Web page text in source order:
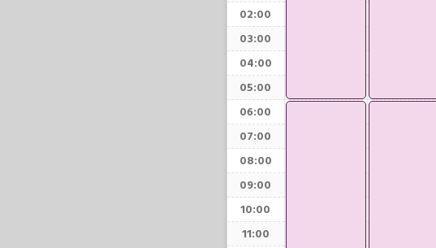
02:00
03:00
04:00
05:00
06:00
07:00
08:00
09:00
10:00
11:00